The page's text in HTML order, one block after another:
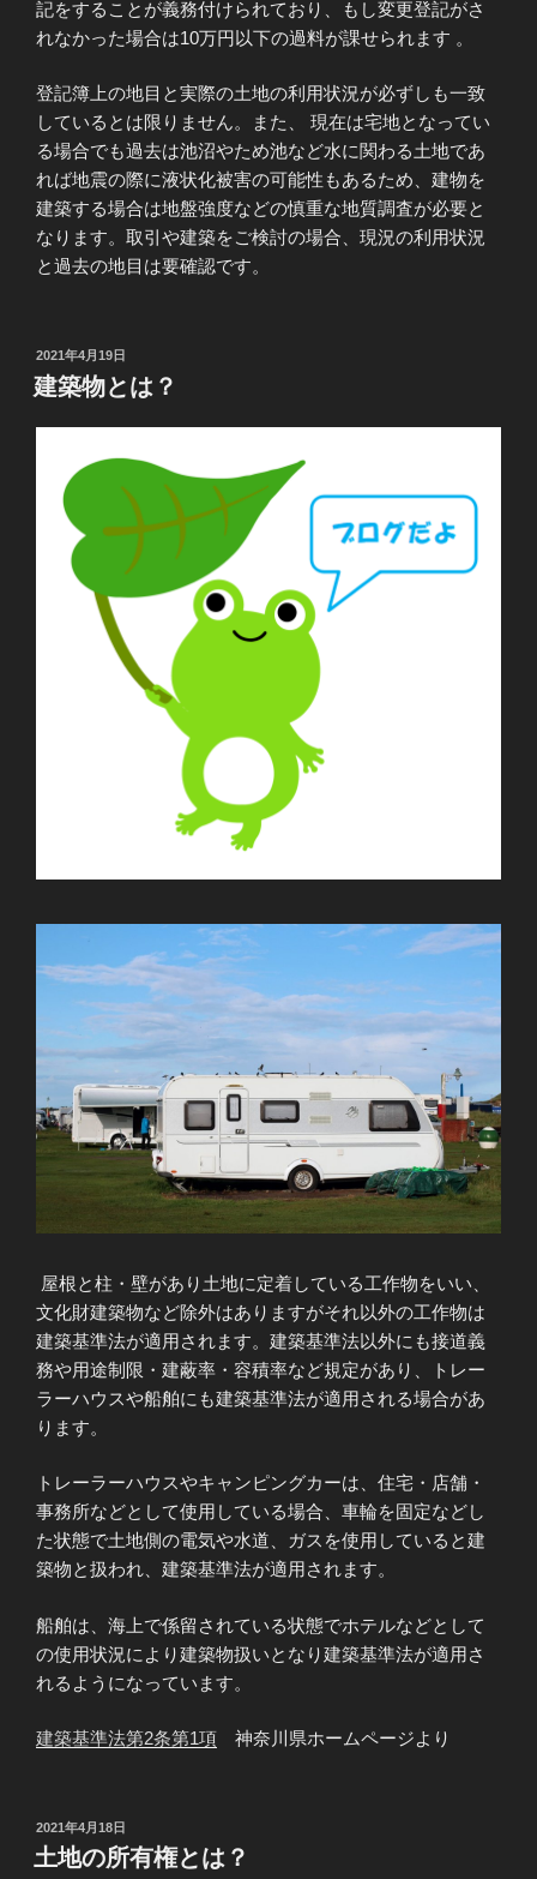
記をすることが義務付けられており、もし変更登記がさ
れなかった場合は10万円以下の過料が課せられます 。
登記簿上の地目と実際の土地の利用状況が必ずしも一致
しているとは限りません。また、 現在は宅地となってい
る場合でも過去は池沼やため池など水に関わる土地であ
れば地震の際に液状化被害の可能性もあるため、建物を
建築する場合は地盤強度などの慎重な地質調査が必要と
なります。取引や建築をご検討の場合、現況の利用状況
と過去の地目は要確認です。
投
稿
日:
2021年4月19日
建築物とは？
屋根と柱・壁があり土地に定着している工作物をいい、
文化財建築物など除外はありますがそれ以外の工作物は
建築基準法が適用されます。建築基準法以外にも接道義
務や用途制限・建蔽率・容積率など規定があり、トレー
ラーハウスや船舶にも建築基準法が適用される場合があ
ります。
トレーラーハウスやキャンピングカーは、住宅・店舗・
事務所などとして使用している場合、車輪を固定などし
た状態で土地側の電気や水道、ガスを使用していると建
築物と扱われ、建築基準法が適用されます。
船舶は、海上で係留されている状態でホテルなどとして
の使用状況により建築物扱いとなり建築基準法が適用さ
れるようになっています。
建築基準法第2条第1項 神奈川県ホームページより
投
稿
日:
2021年4月18日
土地の所有権とは？